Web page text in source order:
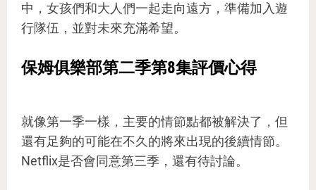
中，女孩們和大人們一起走向遠方，準備加入遊
行隊伍，並對未來充滿希望。
保姆俱樂部第二季第8集評價心得
就像第一季一樣，主要的情節點都被解決了，但
還有足夠的可能在不久的將來出現的後續情節。
Netflix是否會同意第三季，還有待討論。